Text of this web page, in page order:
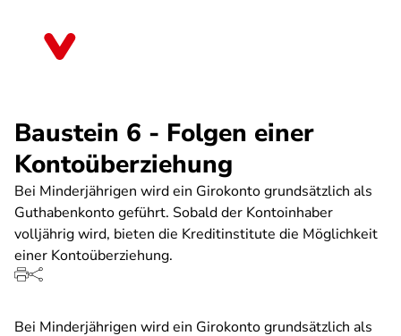
Baustein 6 - Folgen einer
Kontoüberziehung
Bei Minderjährigen wird ein Girokonto grundsätzlich als
Guthabenkonto geführt. Sobald der Kontoinhaber
volljährig wird, bieten die Kreditinstitute die Möglichkeit
einer Kontoüberziehung.
Bei Minderjährigen wird ein Girokonto grundsätzlich als